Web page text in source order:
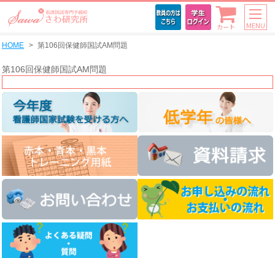
カート MENU
HOME 第106回保健師国試AM問題
第106回保健師国試AM問題